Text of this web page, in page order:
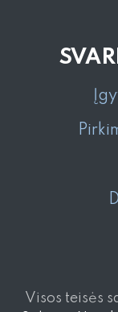
Visos teisės